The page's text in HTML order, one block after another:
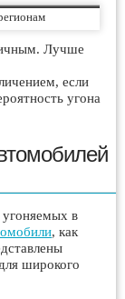
Лучше
если
угона
угоняемых в
, как
широкого